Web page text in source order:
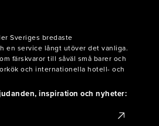
Sveriges bredaste
en service långt utöver det vanliga.
färskvaror till såväl små barer och
och internationella hotell- och
inspiration och nyheter: